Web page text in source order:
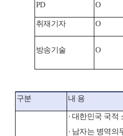
PD O
취재기자 O
방송기술 O
구분 내 용
· 대한민국 국적
· 남자는 병역의